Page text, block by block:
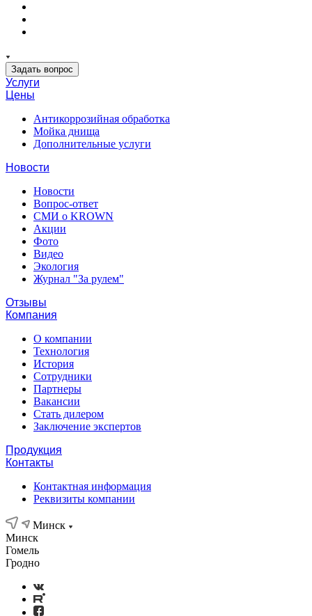
Задать вопрос
Услуги
Цены
Антикоррозийная обработка
Мойка днища
Дополнительные услуги
Новости
Новости
Вопрос-ответ
СМИ о KROWN
Акции
Фото
Видео
Экология
Журнал "За рулем"
Отзывы
Компания
О компании
Технология
История
Сотрудники
Партнеры
Вакансии
Стать дилером
Заключение экспертов
Продукция
Контакты
Контактная информация
Реквизиты компании
Минск
Минск
Гомель
Гродно